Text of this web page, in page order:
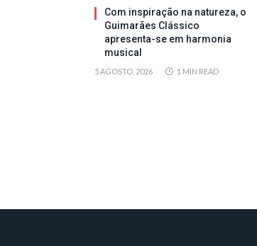
Com inspiração na natureza, o
Guimarães Clássico
apresenta-se em harmonia
musical
5 AGOSTO, 2026 1 MIN READ